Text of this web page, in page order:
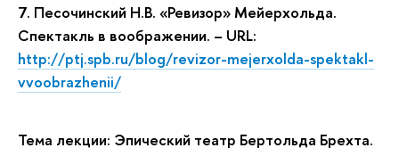
7. Песочинский Н.В. «Ревизор» Мейерхольда.
Спектакль в воображении. – URL:
http://ptj.spb.ru/blog/revizor-mejerxolda-spektakl-
vvoobrazhenii/
Тема лекции: Эпический театр Бертольда Брехта.